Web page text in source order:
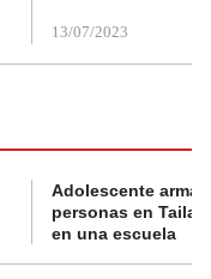
13/07/2023
Adolescente
personas en
en una escuela